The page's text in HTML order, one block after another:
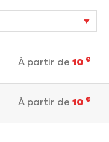
À partir de 10 €
À partir de 10 €